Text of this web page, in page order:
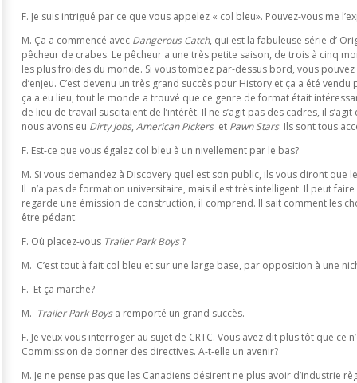
F. Je suis intrigué par ce que vous appelez « col bleu». Pouvez-vous me
M. Ça a commencé avec Dangerous Catch, qui est la fabuleuse série d’
pêcheur de crabes. Le pêcheur a une très petite saison, de trois à cinq
les plus froides du monde. Si vous tombez par-dessus bord, vous
d’enjeu. C’est devenu un très grand succès pour History et ça a été
ça a eu lieu, tout le monde a trouvé que ce genre de format était
de lieu de travail suscitaient de l’intérêt. Il ne s’agit pas des cadres, il
nous avons eu Dirty Jobs, American Pickerset Pawn Stars. Ils sont tous
F. Est-ce que vous égalez col bleu à un nivellement par le bas?
M. Si vous demandez à Discovery quel est son public, ils vous diront que
Il n’a pas de formation universitaire, mais il est très intelligent. Il peut faire
regarde une émission de construction, il comprend. Il sait comment les
être pédant.
F. Où placez-vous Trailer Park Boys?
M. C’est tout à fait col bleu et sur une large base, par opposition à une
F. Et ça marche?
M. Trailer Park Boysa remporté un grand succès.
F. Je veux vous interroger au sujet de CRTC. Vous avez dit plus tôt que ce
Commission de donner des directives. A-t-elle un avenir?
M. Je ne pense pas que les Canadiens désirent ne plus avoir d’industrie